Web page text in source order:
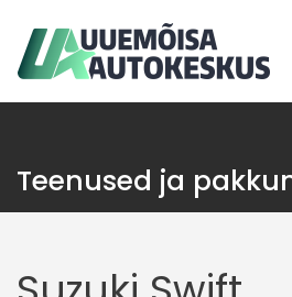
content
Teenused ja